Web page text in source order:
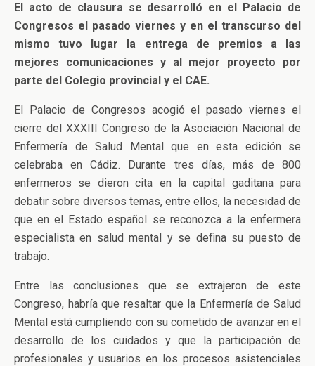
El acto de clausura se desarrolló en el Palacio de
Congresos el pasado viernes y en el transcurso del
mismo tuvo lugar la entrega de premios a las
mejores comunicaciones y al mejor proyecto por
parte del Colegio provincial y el CAE.
El Palacio de Congresos acogió el pasado viernes el
cierre del XXXIII Congreso de la Asociación Nacional de
Enfermería de Salud Mental que en esta edición se
celebraba en Cádiz. Durante tres días, más de 800
enfermeros se dieron cita en la capital gaditana para
debatir sobre diversos temas, entre ellos, la necesidad de
que en el Estado español se reconozca a la enfermera
especialista en salud mental y se defina su puesto de
trabajo.
Entre las conclusiones que se extrajeron de este
Congreso, habría que resaltar que la Enfermería de Salud
Mental está cumpliendo con su cometido de avanzar en el
desarrollo de los cuidados y que la participación de
profesionales y usuarios en los procesos asistenciales